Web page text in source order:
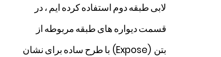
لابیطبقهدوماستفادهکردهایم،در
قسمتدیوارههایطبقهمربوطهاز
بتن (Expose) باطرحسادهبراینشان